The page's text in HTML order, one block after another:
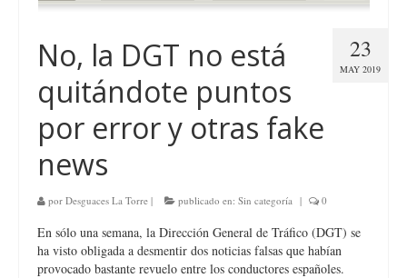
23
MAY 2019
No, la DGT no está
quitándote puntos
por error y otras fake
news
por Desguaces La Torre | publicado en: Sin categoría | 0
En sólo una semana, la Dirección General de Tráfico (DGT) se
ha visto obligada a desmentir dos noticias falsas que habían
provocado bastante revuelo entre los conductores españoles.